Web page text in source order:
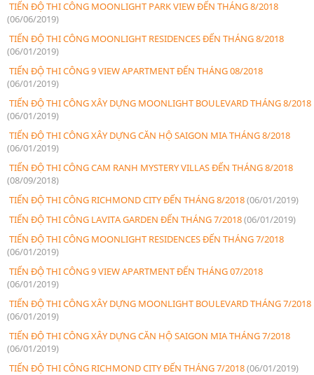
TIẾN ĐỘ THI CÔNG MOONLIGHT PARK VIEW ĐẾN THÁNG 8/2018
(06/06/2019)
TIẾN ĐỘ THI CÔNG MOONLIGHT RESIDENCES ĐẾN THÁNG 8/2018
(06/01/2019)
TIẾN ĐỘ THI CÔNG 9 VIEW APARTMENT ĐẾN THÁNG 08/2018
(06/01/2019)
TIẾN ĐỘ THI CÔNG XÂY DỰNG MOONLIGHT BOULEVARD THÁNG 8/2018
(06/01/2019)
TIẾN ĐỘ THI CÔNG XÂY DỰNG CĂN HỘ SAIGON MIA THÁNG 8/2018
(06/01/2019)
TIẾN ĐỘ THI CÔNG CAM RANH MYSTERY VILLAS ĐẾN THÁNG 8/2018
(08/09/2018)
TIẾN ĐỘ THI CÔNG RICHMOND CITY ĐẾN THÁNG 8/2018(06/01/2019)
TIẾN ĐỘ THI CÔNG LAVITA GARDEN ĐẾN THÁNG 7/2018(06/01/2019)
TIẾN ĐỘ THI CÔNG MOONLIGHT RESIDENCES ĐẾN THÁNG 7/2018
(06/01/2019)
TIẾN ĐỘ THI CÔNG 9 VIEW APARTMENT ĐẾN THÁNG 07/2018
(06/01/2019)
TIẾN ĐỘ THI CÔNG XÂY DỰNG MOONLIGHT BOULEVARD THÁNG 7/2018
(06/01/2019)
TIẾN ĐỘ THI CÔNG XÂY DỰNG CĂN HỘ SAIGON MIA THÁNG 7/2018
(06/01/2019)
TIẾN ĐỘ THI CÔNG RICHMOND CITY ĐẾN THÁNG 7/2018(06/01/2019)